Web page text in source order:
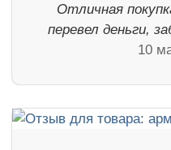
Отличная
перевел деньги,
10